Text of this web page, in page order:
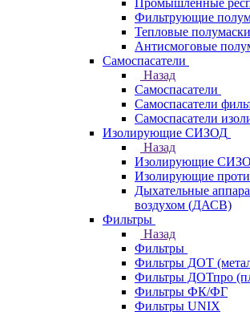
Промышленные
Фильтрующие
Тепловые полумаски
Антисмоговые
Самоспасатели
Назад
Самоспасатели
Самоспасатели
Самоспасатели
Изолирующие СИЗОД
Назад
Изолирующие
Изолирующие
Дыхательные
воздухом (ДАСВ)
Фильтры
Назад
Фильтры
Фильтры ДОТ
Фильтры ДОТпро
Фильтры ФК/ФГ
Фильтры UNIX